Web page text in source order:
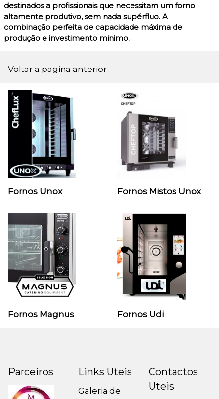
destinados a profissionais que necessitam um forno
altamente produtivo, sem nada supérfluo. A
combinação perfeita de capacidade máxima de
produção e investimento mínimo.
Voltar a pagina anterior
Fornos Unox Fornos Mistos Unox
Fornos Magnus Fornos Udi
Parceiros Links Uteis
Galeria de
Contactos
Uteis